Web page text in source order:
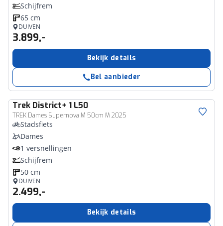
Schijfrem
65 cm
DUIVEN
3.899,-
Bekijk details
Bel aanbieder
Trek District+ 1 L50
TREK Dames Supernova M 50cm M 2025
Stadsfiets
Dames
1 versnellingen
Schijfrem
50 cm
DUIVEN
2.499,-
Bekijk details